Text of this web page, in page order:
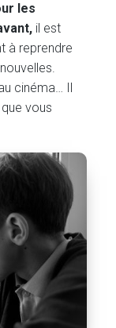
les
il est
à reprendre
cinéma… Il
vous